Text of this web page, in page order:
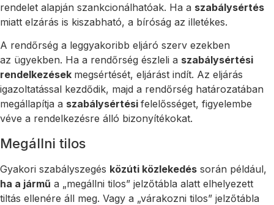
rendelet alapján szankcionálhatóak. Ha a szabálysértés
miatt elzárás is kiszabható, a bíróság az illetékes.
A rendőrség a leggyakoribb eljáró szerv ezekben
az ügyekben. Ha a rendőrség észleli a szabálysértési
rendelkezések megsértését, eljárást indít. Az eljárás
igazoltatással kezdődik, majd a rendőrség határozatában
megállapítja a szabálysértési felelősséget, figyelembe
véve a rendelkezésre álló bizonyítékokat.
Megállni tilos
Gyakori szabályszegés közúti közlekedés során például,
ha a jármű a „megállni tilos” jelzőtábla alatt elhelyezett
tiltás ellenére áll meg. Vagy a „várakozni tilos” jelzőtábla